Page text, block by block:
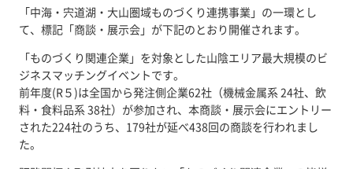
「中海・宍道湖・大山圏域ものづくり連携事業」の一環とし
て、標記「商談・展示会」が下記のとおり開催されます。
「ものづくり関連企業」を対象とした山陰エリア最大規模のビ
ジネスマッチングイベントです。
前年度(R５)は全国から発注側企業62社（機械金属系 24社、飲
料・食料品系 38社）が参加され、本商談・展示会にエントリー
された224社のうち、179社が延べ438回の商談を行われまし
た。